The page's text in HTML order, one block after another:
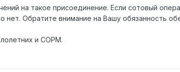
на такое присоединение. Если сотовый
нет. Обратите внимание на Вашу обязанность
и СОРМ.